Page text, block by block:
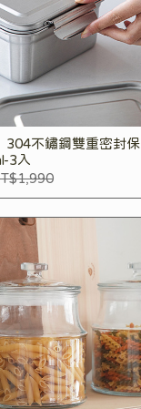
304不鏽鋼雙重密封保
3入